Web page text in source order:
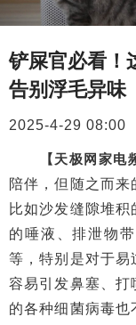
铲屎官必看！
告别浮毛异味
2025-4-29 08:00
【天极网家电
陪伴，但随之而来
比如沙发缝隙堆
的唾液、排泄物
等，特别是对于易
容易引发鼻塞、打
的各种细菌病毒也